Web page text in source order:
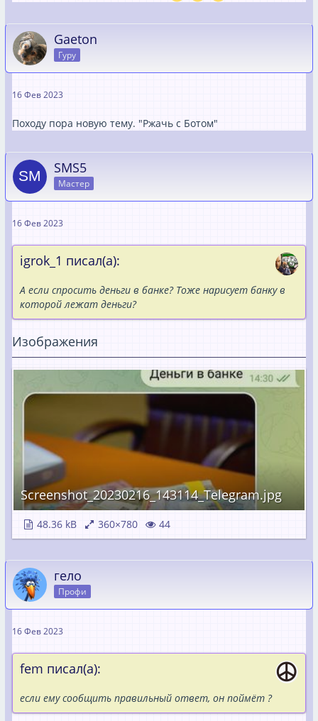
Gaeton
Гуру
16 Фев 2023
Походу пора новую тему. "Ржачь с Ботом"
SMS5
Мастер
16 Фев 2023
igrok_1 писал(а):
А если спросить деньги в банке? Тоже нарисует банку в
которой лежат деньги?
Изображения
Screenshot_20230216_143114_Telegram.jpg
48.36 kB 360×780 44
гело
Профи
16 Фев 2023
fem писал(а):
если ему сообщить правильный ответ, он поймёт ?